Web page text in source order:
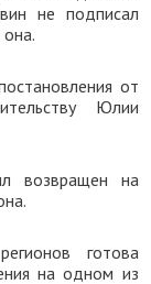
не подписал
от
Юлии
возвращен на
готова
на одном из